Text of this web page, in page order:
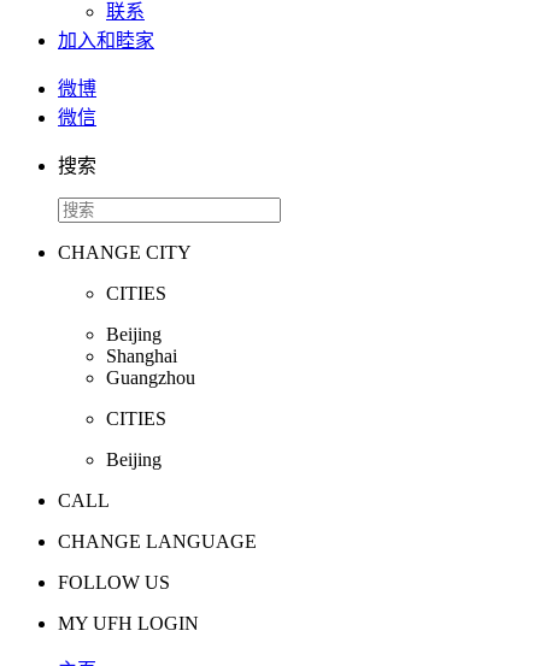
联系
加入和睦家
微博
微信
搜索
CHANGE CITY
CITIES
Beijing
Shanghai
Guangzhou
CITIES
Beijing
CALL
CHANGE LANGUAGE
FOLLOW US
MY UFH LOGIN